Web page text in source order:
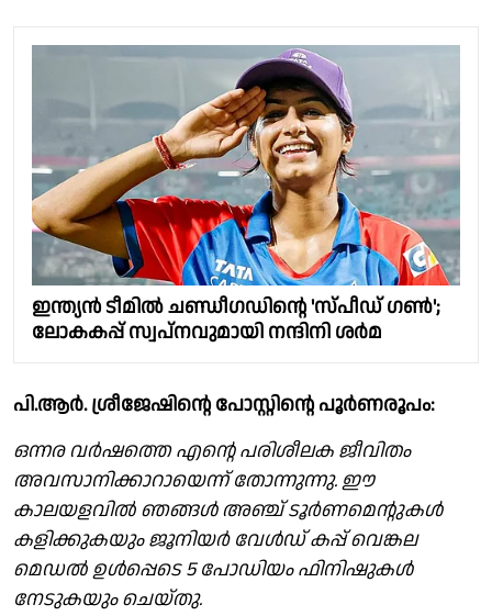
ഇന്ത്യൻ ടീമിൽ ചണ്ഡീഗഡിൻ്റെ 'സ്പീഡ് ഗൺ';
ലോകകപ്പ് സ്വപ്നവുമായി നന്ദിനി ശർമ
പി.ആർ. ശ്രീജേഷിൻ്റെ പോസ്റ്റിൻ്റെ പൂർണരൂപം:
ഒന്നര വർഷത്തെ എന്റെ പരിശീലക ജീവിതം
അവസാനിക്കാറായെന്ന് തോന്നുന്നു. ഈ
കാലയളവിൽ ഞങ്ങൾ അഞ്ച് ടൂർണമെന്റുകൾ
കളിക്കുകയും ജൂനിയർ വേൾഡ് കപ്പ് വെങ്കല
മെഡൽ ഉൾപ്പെടെ 5 പോഡിയം ഫിനിഷുകൾ
നേടുകയും ചെയ്തു.